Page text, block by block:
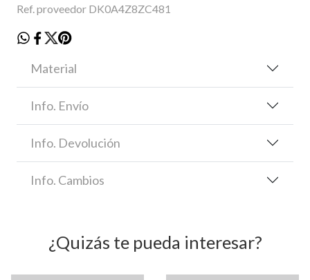
Ref. proveedor DK0A4Z8ZC481
Material
Info. Envío
Info. Devolución
Info. Cambios
¿Quizás te pueda interesar?